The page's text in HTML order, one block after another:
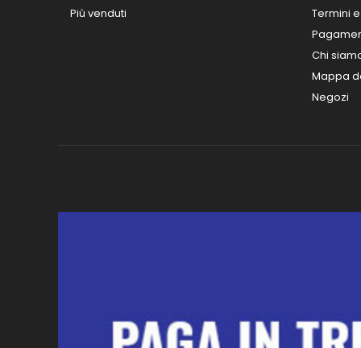
Più venduti
Termini
Chi
Mappa
Negozi